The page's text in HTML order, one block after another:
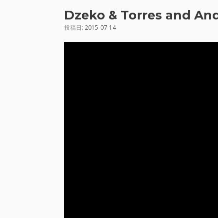
Dzeko & Torres and
投稿日: 2015-07-14